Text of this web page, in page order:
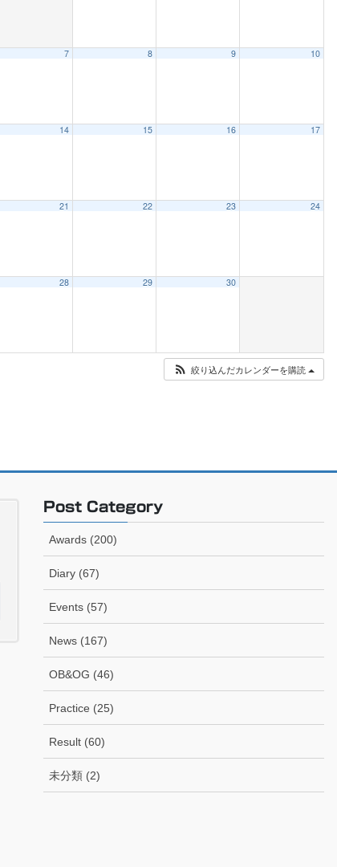
7 8 9 10
14 15 16 17
21 22 23 24
28 29 30
絞り込んだカレンダーを購読
Post Category
Awards (200)
Diary (67)
Events (57)
News (167)
OB&OG (46)
Practice (25)
Result (60)
未分類 (2)